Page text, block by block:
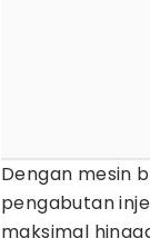
Dengan mesin
pengabutan
maksimal